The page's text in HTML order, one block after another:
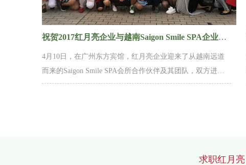
祝贺2017红月亮企业与越南Saigon Smile SPA企业美容学术交流会圆满成功
4月10日，在广州东方宾馆，红月亮企业迎来了从越南远道
而来的Saigon Smile SPA会所合作伙伴及其团队，双方进行
了为期五天的深入合作学习交流会。 Saigon Smile SPA是越
求职红月亮